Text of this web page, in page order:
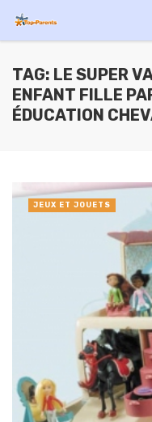
TAG: LE SUPER
ENFANT FILLE
ÉDUCATION
JEUX ET JOUETS